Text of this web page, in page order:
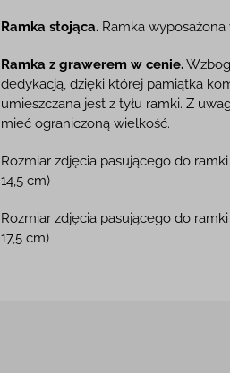
Ramka stojąca. Ramka
Ramka z grawerem w cenie.
dedykacją, dzięki której pamiątka
umieszczana jest z tyłu ramki. Z
mieć ograniczoną wielkość.
Rozmiar zdjęcia pasującego do
14,5 cm)
Rozmiar zdjęcia pasującego do
17,5 cm)